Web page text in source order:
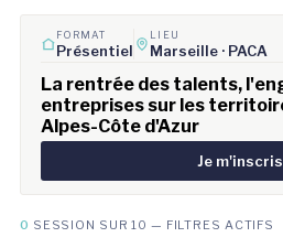
FORMAT
Présentiel
LIEU
Marseille · PACA
La rentrée des talents,
entreprises sur les
Alpes-Côte d'Azur
Je m'inscris
0 SESSION SUR 10 — FILTRES ACTIFS